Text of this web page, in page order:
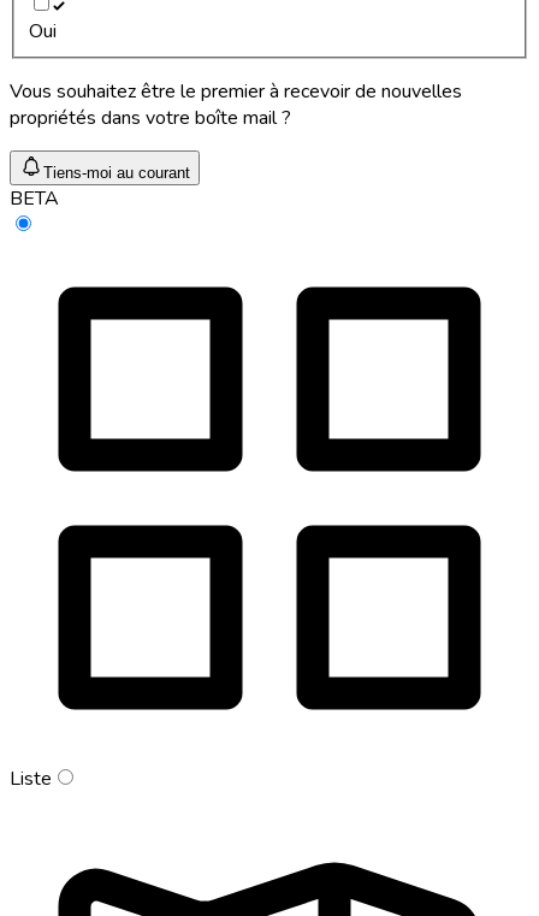
Oui
Vous souhaitez être le premier à recevoir de nouvelles
propriétés dans votre boîte mail ?
Tiens-moi au courant
BETA
Liste